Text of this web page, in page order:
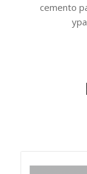
cemento